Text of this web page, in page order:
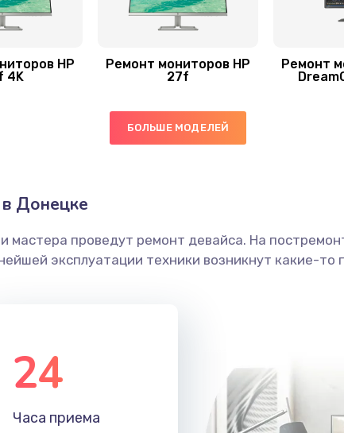
HP
4K
Ремонт мониторов HP
27f
Ремонт
БОЛЬШЕ МОДЕЛЕЙ
Донецке
мастера проведут ремонт девайса. На
эксплуатации техники возникнут какие-
24
Часа приема